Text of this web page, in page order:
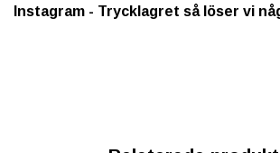
Instagram - Trycklagret så löser vi